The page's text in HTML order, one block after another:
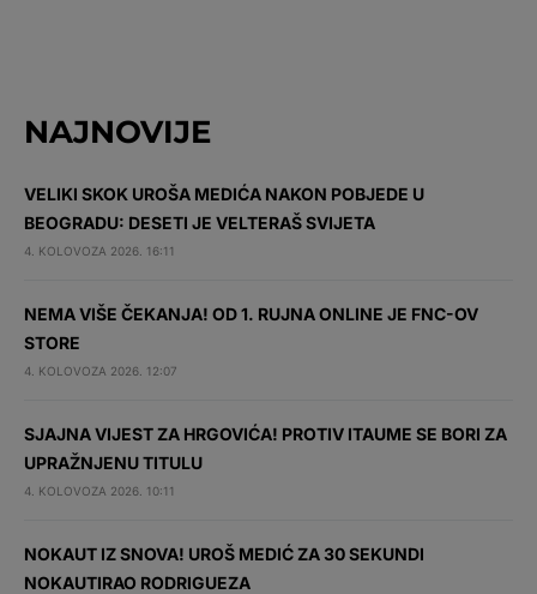
NAJNOVIJE
VELIKI SKOK UROŠA MEDIĆA NAKON POBJEDE U
BEOGRADU: DESETI JE VELTERAŠ SVIJETA
4. KOLOVOZA 2026. 16:11
NEMA VIŠE ČEKANJA! OD 1. RUJNA ONLINE JE FNC-OV
STORE
4. KOLOVOZA 2026. 12:07
SJAJNA VIJEST ZA HRGOVIĆA! PROTIV ITAUME SE BORI ZA
UPRAŽNJENU TITULU
4. KOLOVOZA 2026. 10:11
NOKAUT IZ SNOVA! UROŠ MEDIĆ ZA 30 SEKUNDI
NOKAUTIRAO RODRIGUEZA